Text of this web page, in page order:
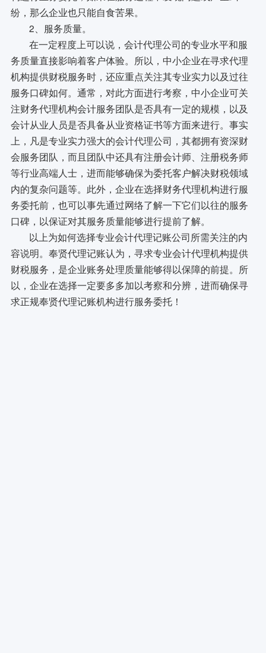
纷，那么企业也只能自食苦果。
2、服务质量。
在一定程度上可以说，会计代理公司的专业水平和服
务质量直接影响着客户体验。所以，中小企业在寻求代理
机构提供财税服务时，还应重点关注其专业实力以及过往
服务口碑如何。通常，对此方面进行考察，中小企业可关
注财务代理机构会计服务团队是否具有一定的规模，以及
会计从业人员是否具备从业资格证书等方面来进行。事实
上，凡是专业实力强大的会计代理公司，其都拥有资深财
会服务团队，而且团队中还具有注册会计师、注册税务师
等行业高端人士，进而能够确保为委托客户解决财税领域
内的复杂问题等。此外，企业在选择财务代理机构进行服
务委托前，也可以事先通过网络了解一下它们以往的服务
口碑，以保证对其服务质量能够进行提前了解。
以上为如何选择专业会计代理记账公司所需关注的内
容说明。奉贤代理记账认为，寻求专业会计代理机构提供
财税服务，是企业账务处理质量能够得以保障的前提。所
以，企业在选择一定要多多加以考察和分辨，进而确保寻
求正规奉贤代理记账机构进行服务委托！